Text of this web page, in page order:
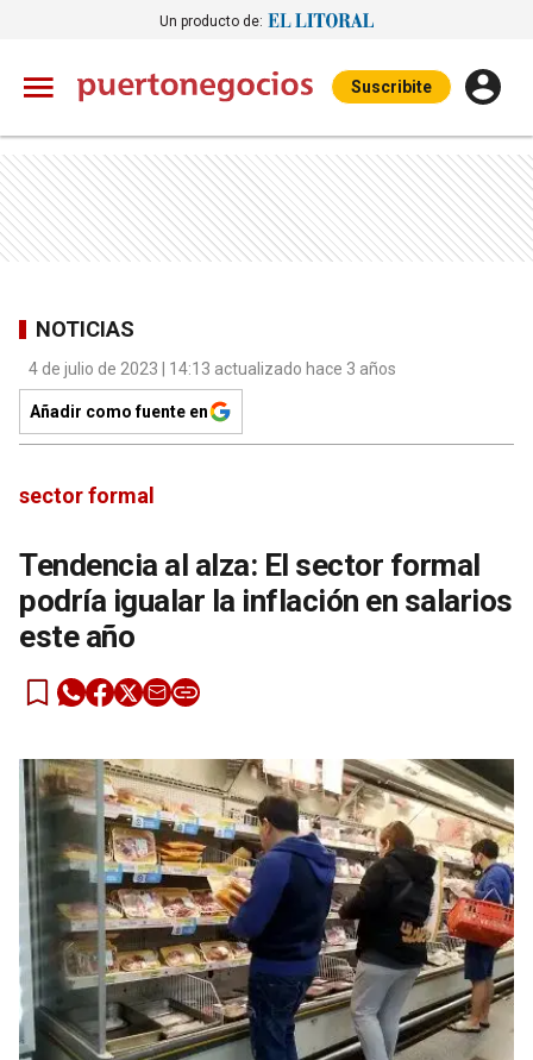
Un producto de:
Suscribite
NOTICIAS
4 de julio de 2023 | 14:13 actualizado hace 3 años
Añadir como fuente en
sector formal
Tendencia al alza: El sector formal
podría igualar la inflación en salarios
este año